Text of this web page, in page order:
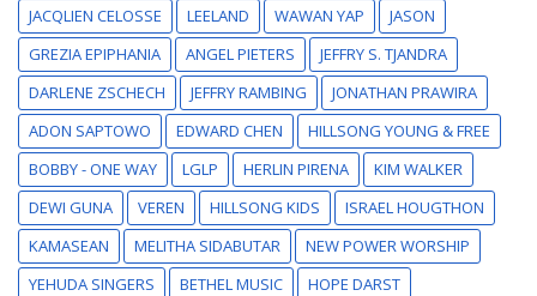
JACQLIEN CELOSSE
LEELAND WAWAN YAP
JASON
GREZIA EPIPHANIA
ANGEL PIETERS
JEFFRY S. TJANDRA
DARLENE ZSCHECH
JEFFRY RAMBING
JONATHAN PRAWIRA
ADON SAPTOWO
EDWARD CHEN
HILLSONG YOUNG & FREE
BOBBY - ONE WAY
LGLP HERLIN PIRENA
KIM WALKER
DEWI GUNA
VEREN HILLSONG KIDS
ISRAEL HOUGTHON
KAMASEAN
MELITHA SIDABUTAR
NEW POWER WORSHIP
YEHUDA SINGERS
BETHEL MUSIC
HOPE DARST